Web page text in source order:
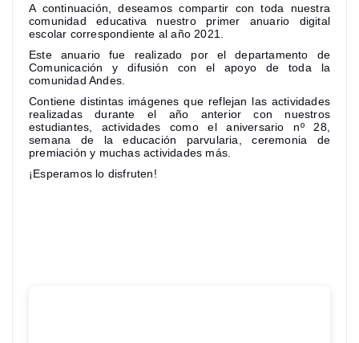
A continuación, deseamos compartir con toda nuestra
comunidad educativa nuestro primer anuario digital
escolar correspondiente al año 2021.
Este anuario fue realizado por el departamento de
Comunicación y difusión con el apoyo de toda la
comunidad Andes.
Contiene distintas imágenes que reflejan las actividades
realizadas durante el año anterior con nuestros
estudiantes, actividades como el aniversario nº 28,
semana de la educación parvularia, ceremonia de
premiación y muchas actividades más.
¡Esperamos lo disfruten!